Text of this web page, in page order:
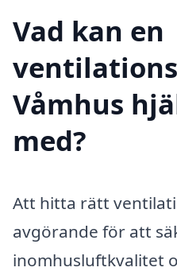
Vad kan en
Våmhus
med?
Att hitta rätt
avgörande för att
inomhusluftkvalitet